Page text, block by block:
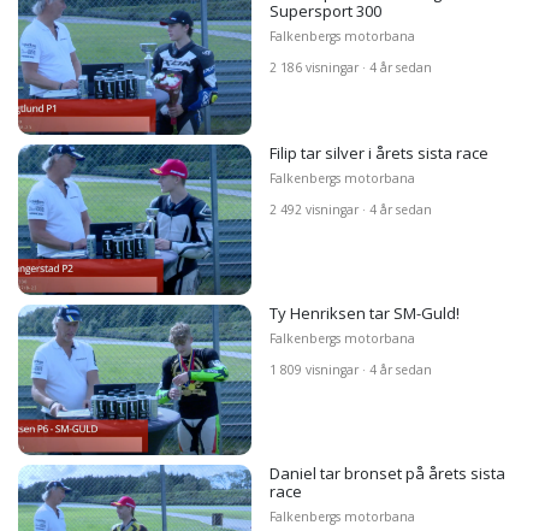
Supersport 300
Falkenbergs motorbana
2 186 visningar · 4 år sedan
Filip tar silver i årets sista race
Falkenbergs motorbana
2 492 visningar · 4 år sedan
Ty Henriksen tar SM-Guld!
Falkenbergs motorbana
1 809 visningar · 4 år sedan
Daniel tar bronset på årets sista
race
Falkenbergs motorbana